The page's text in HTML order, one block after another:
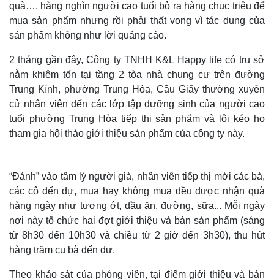
quà…, hàng nghìn người cao tuổi bỏ ra hàng chục triệu để
mua sản phẩm nhưng rồi phải thất vọng vì tác dụng của
sản phẩm không như lời quảng cáo.
2 tháng gần đây, Công ty TNHH K&L Happy life có trụ sở
nằm khiêm tốn tại tầng 2 tòa nhà chung cư trên đường
Trung Kính, phường Trung Hòa, Cầu Giấy thường xuyên
cử nhân viên đến các lớp tập dưỡng sinh của người cao
tuổi phường Trung Hòa tiếp thị sản phẩm và lôi kéo họ
tham gia hội thảo giới thiệu sản phẩm của công ty này.
“Đánh” vào tâm lý người già, nhân viên tiếp thị mời các bà,
các cô đến dự, mua hay không mua đều được nhận quà
hàng ngày như tương ớt, dầu ăn, đường, sữa... Mỗi ngày
nơi này tổ chức hai đợt giới thiệu và bán sản phẩm (sáng
từ 8h30 đến 10h30 và chiều từ 2 giờ đến 3h30), thu hút
hàng trăm cụ bà đến dự.
Theo khảo sát của phóng viên, tại điểm giới thiệu và bán